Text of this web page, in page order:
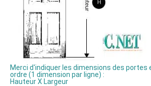
Merci d'indiquer les dimensions des portes
ordre (1 dimension par ligne) :
Hauteur X Largeur